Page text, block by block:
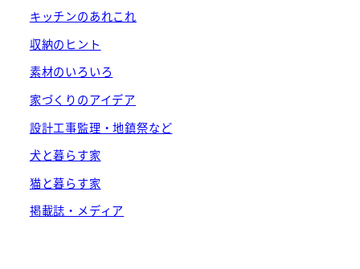
キッチンのあれこれ
収納のヒント
素材のいろいろ
家づくりのアイデア
設計工事監理・地鎮祭など
犬と暮らす家
猫と暮らす家
掲載誌・メディア